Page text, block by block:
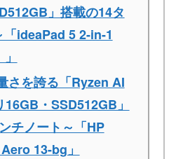
」搭載の14タ
「ideaPad 5 2-in-1
さを誇る「Ryzen AI
・SSD512GB」
チノート～「HP
13-bg」